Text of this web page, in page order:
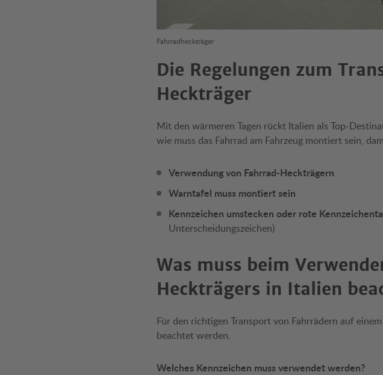
Fahrradheckträger
Die Regelungen zum
Heckträger
Mit den wärmeren Tagen rückt Italien als Top-
wie muss das Fahrrad am Fahrzeug montiert sein,
Verwendung von Fahrrad-Heckträgern
Warntafel muss montiert sein
Kennzeichen umstecken oder rote
Unterscheidungszeichen)
Was muss beim
Heckträgers in Italien
Für den richtigen Transport von Fahrrädern auf
beachtet werden.
Welches Kennzeichen muss verwendet werden?